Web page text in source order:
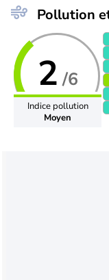
Pollution
2 /6
Indice pollution
Moyen